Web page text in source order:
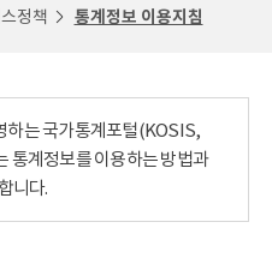
정책 통계정보 이용지침
하는 국가통계포털(KOSIS,
통계정보를 이용하는 방법과
니다.